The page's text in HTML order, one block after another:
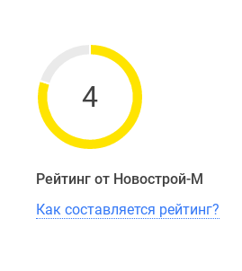
4
Рейтинг от Новострой-М
Как составляется рейтинг?